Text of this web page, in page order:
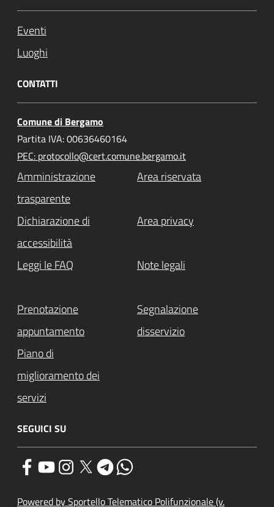
Eventi
Luoghi
CONTATTI
Comune di Bergamo
Partita IVA: 00636460164
PEC: protocollo@cert.comune.bergamo.it
Amministrazione
trasparente
Area riservata
Dichiarazione di
accessibilità
Area privacy
Leggi le FAQ Note legali
Prenotazione
appuntamento
Segnalazione
disservizio
Piano di
miglioramento dei
servizi
SEGUICI SU
Powered by Sportello Telematico Polifunzionale (v.